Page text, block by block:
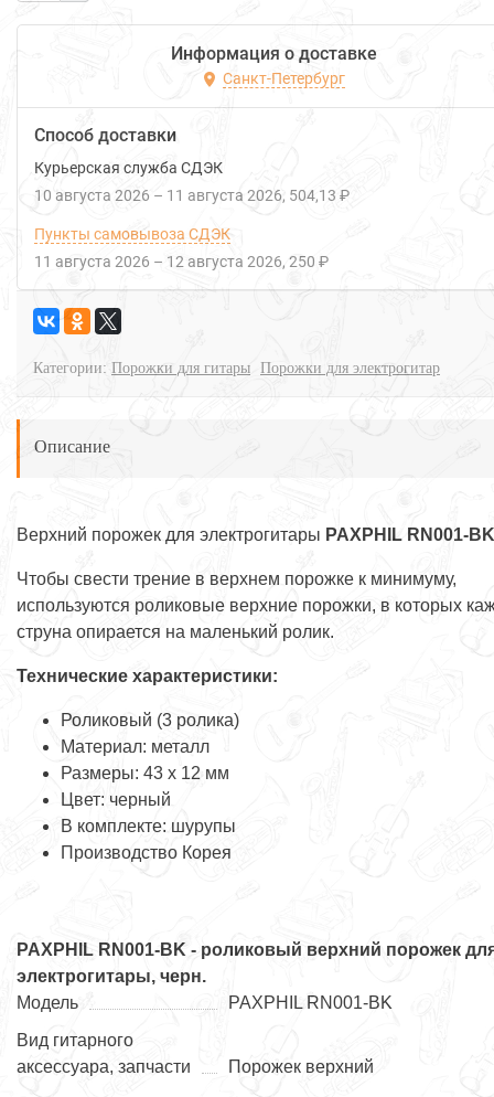
Информация о доставке
Санкт-Петербург
Способ доставки
Курьерская служба СДЭК
10 августа 2026 – 11 августа 2026 504,13 ₽
Пункты самовывоза СДЭК
11 августа 2026 – 12 августа 2026 250 ₽
Категории: Порожки для гитары Порожки для электрогитар
Описание
Верхний порожек для электрогитары PAXPHIL RN001-BK
Чтобы свести трение в верхнем порожке к минимуму,
используются роликовые верхние порожки, в которых
струна опирается на маленький ролик.
Технические характеристики:
Роликовый (3 ролика)
Материал: металл
Размеры: 43 х 12 мм
Цвет: черный
В комплекте: шурупы
Производство Корея
PAXPHIL RN001-BK - роликовый верхний порожек
электрогитары, черн.
Модель
PAXPHIL RN001-BK
Вид гитарного
аксессуара, запчасти
Порожек верхний